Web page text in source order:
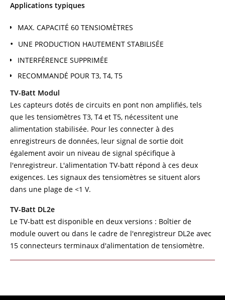
Applications typiques
MAX. CAPACITÉ 60 TENSIOMÈTRES
UNE PRODUCTION HAUTEMENT STABILISÉE
INTERFÉRENCE SUPPRIMÉE
RECOMMANDÉ POUR T3, T4, T5
TV-Batt Modul
Les capteurs dotés de circuits en pont non amplifiés, tels
que les tensiomètres T3, T4 et T5, nécessitent une
alimentation stabilisée. Pour les connecter à des
enregistreurs de données, leur signal de sortie doit
également avoir un niveau de signal spécifique à
l'enregistreur. L'alimentation TV-batt répond à ces deux
exigences. Les signaux des tensiomètres se situent alors
dans une plage de <1 V.
TV-Batt DL2e
Le TV-batt est disponible en deux versions : Boîtier de
module ouvert ou dans le cadre de l'enregistreur DL2e avec
15 connecteurs terminaux d'alimentation de tensiomètre.